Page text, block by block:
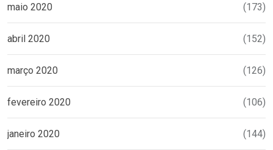
maio 2020 (173)
abril 2020 (152)
março 2020 (126)
fevereiro 2020 (106)
janeiro 2020 (144)